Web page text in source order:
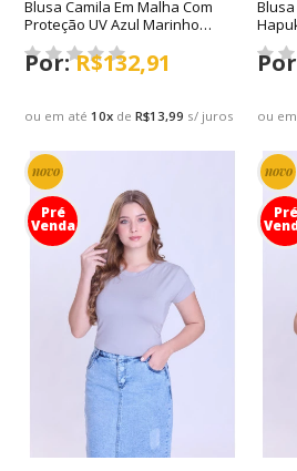
Blusa Camila Em Malha Com
Proteção UV Azul Marinho
Hapuk Primavera/Verão 2027
ou em até10x deR$13,99 s/ juros
R$132,91
Blusa
ou
novo
Pré
Venda
novo
Pré